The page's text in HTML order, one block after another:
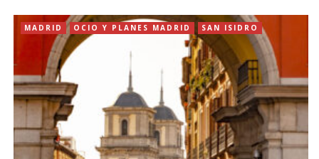
MADRID OCIO Y PLANES MADRID SAN ISIDRO